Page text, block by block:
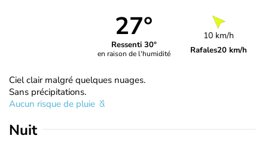
27°
Ressenti 30°
en raison de l'humidité
10 km/h
Rafales20 km/h
Ciel clair malgré quelques nuages.
Sans précipitations.
Aucun risque de pluie
Nuit